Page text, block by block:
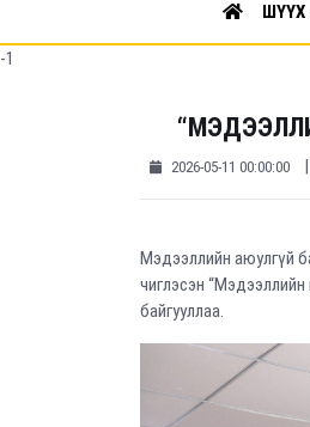
ШҮҮХ
-1
2026-05-11 00:00:00 |
Мэдээллийн аюулгүй
чиглэсэн
байгууллаа.